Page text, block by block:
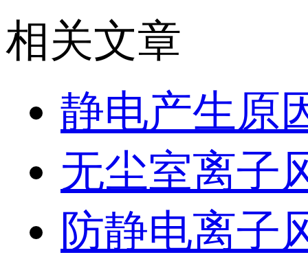
相关文章
静电产生原
无尘室离子
防静电离子